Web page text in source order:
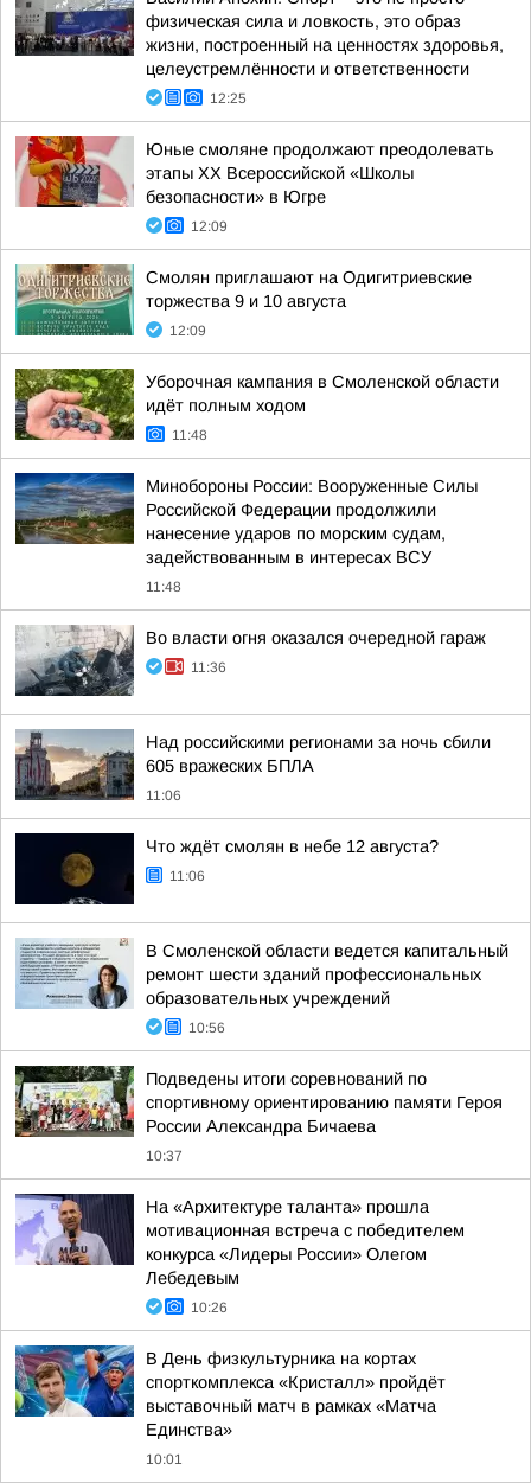
физическая сила и ловкость, это образ
жизни, построенный на ценностях здоровья,
целеустремлённости и ответственности
12:25
Юные смоляне продолжают преодолевать
этапы XX Всероссийской «Школы
безопасности» в Югре
12:09
Смолян приглашают на Одигитриевские
торжества 9 и 10 августа
12:09
Уборочная кампания в Смоленской области
идёт полным ходом
11:48
Минобороны России: Вооруженные Силы
Российской Федерации продолжили
нанесение ударов по морским судам,
задействованным в интересах ВСУ
11:48
Во власти огня оказался очередной гараж
11:36
Над российскими регионами за ночь сбили
605 вражеских БПЛА
11:06
Что ждёт смолян в небе 12 августа?
11:06
В Смоленской области ведется капитальный
ремонт шести зданий профессиональных
образовательных учреждений
10:56
Подведены итоги соревнований по
спортивному ориентированию памяти Героя
России Александра Бичаева
10:37
На «Архитектуре таланта» прошла
мотивационная встреча с победителем
конкурса «Лидеры России» Олегом
Лебедевым
10:26
В День физкультурника на кортах
спорткомплекса «Кристалл» пройдёт
выставочный матч в рамках «Матча
Единства»
10:01